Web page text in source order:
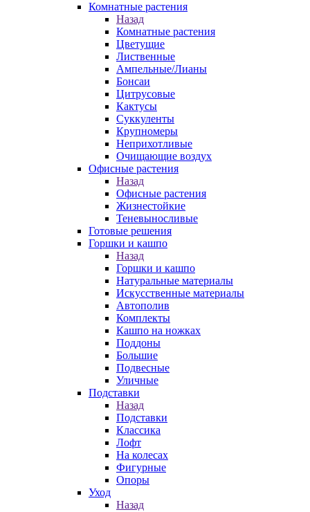
Комнатные растения
Назад
Комнатные растения
Цветущие
Лиственные
Ампельные/Лианы
Бонсаи
Цитрусовые
Кактусы
Суккуленты
Крупномеры
Неприхотливые
Очищающие воздух
Офисные растения
Назад
Офисные растения
Жизнестойкие
Теневыносливые
Готовые решения
Горшки и кашпо
Назад
Горшки и кашпо
Натуральные материалы
Искусственные материалы
Автополив
Комплекты
Кашпо на ножках
Поддоны
Большие
Подвесные
Уличные
Подставки
Назад
Подставки
Классика
Лофт
На колесах
Фигурные
Опоры
Уход
Назад